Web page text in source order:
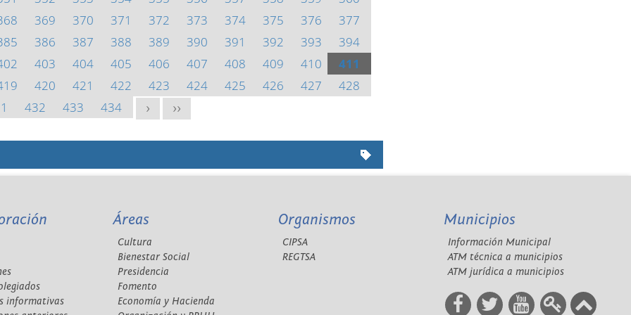
369 370 371 372 373 374 375 376
377
386 387 388 389 390 391 392 393
394
403 404 405 406 407 408 409 410
411
420 421 422 423 424 425 426 427
428
432 433 434 > >>
informativas
Áreas
Cultura
Bienestar Social
Presidencia
Fomento
Economía y Hacienda
Organismos
CIPSA
REGTSA
Municipios
Información Municipal
ATM técnica a municipios
ATM jurídica a municipios